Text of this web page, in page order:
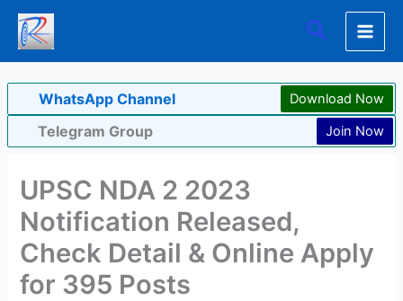
Skip
content
Search
WhatsApp Channel Download Now
Telegram Group Join Now
UPSC NDA 2 2023
Notification Released,
Check Detail & Online Apply
for 395 Posts